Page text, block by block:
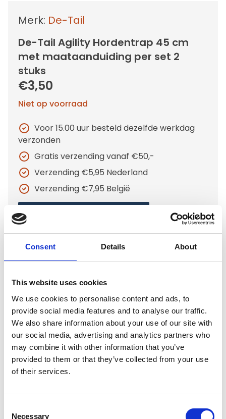
Consent Details About
This website uses cookies
We use cookies to personalise content and ads, to
provide social media features and to analyse our traffic.
We also share information about your use of our site with
our social media, advertising and analytics partners who
may combine it with other information that you’ve
provided to them or that they’ve collected from your use
of their services.
Necessary
Merk: De-Tail
De-Tail Agility Hordentrap 45 cm
met maataanduiding per set 2
stuks
€3,50
Niet op voorraad
Voor 15.00 uur besteld dezelfde werkdag
verzonden
Gratis verzending vanaf €50,-
Verzending €5,95 Nederland
Verzending €7,95 België
Gerelateerde producten
De-Tail
De-Tail Agility Pylon 30 cm
hoog per stuk
Op voorraad
€3,99
In winkelwagen